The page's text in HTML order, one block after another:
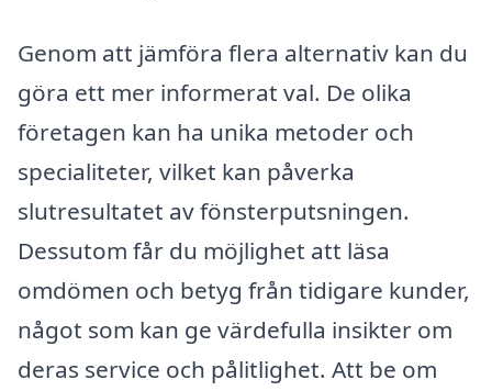
Genom att jämföra flera alternativ kan du
göra ett mer informerat val. De olika
företagen kan ha unika metoder och
specialiteter, vilket kan påverka
slutresultatet av fönsterputsningen.
Dessutom får du möjlighet att läsa
omdömen och betyg från tidigare kunder,
något som kan ge värdefulla insikter om
deras service och pålitlighet. Att be om